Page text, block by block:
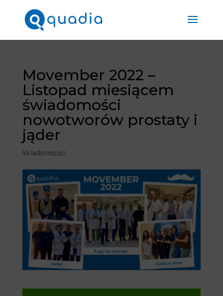
Movember 2022 –
Listopad miesiącem
świadomości
nowotworów prostaty i
jąder
Wiadomości